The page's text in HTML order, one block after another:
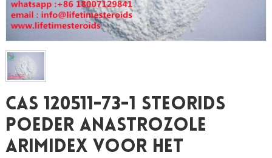
CAS 120511-73-1 Steorids
Poeder Anastrozole
Arimidex Voor Het